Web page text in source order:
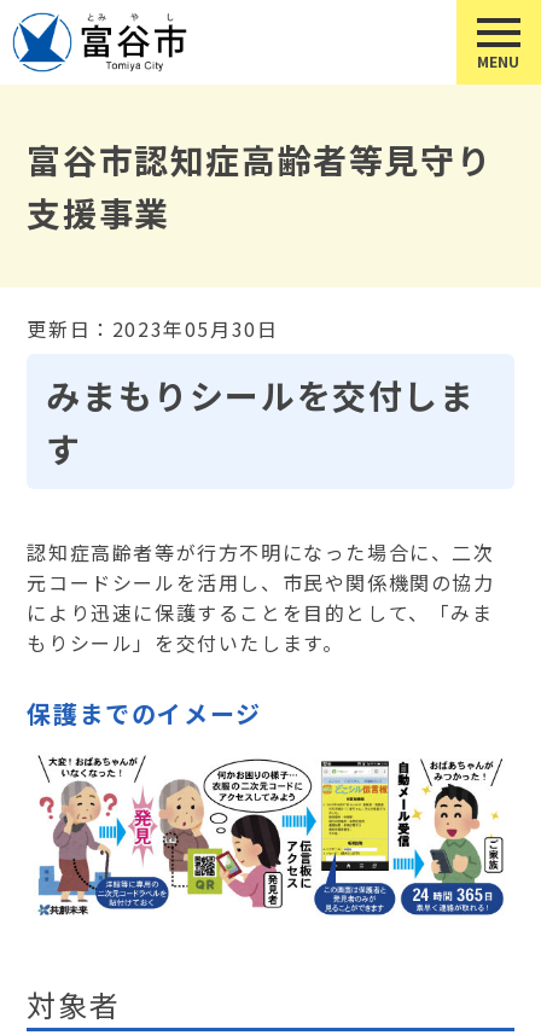
富谷市認知症高齢者等見守り
支援事業
更新日：2023年05月30日
みまもりシールを交付しま
す
認知症高齢者等が行方不明になった場合に、二次
元コードシールを活用し、市民や関係機関の協力
により迅速に保護することを目的として、「みま
もりシール」を交付いたします。
保護までのイメージ
対象者